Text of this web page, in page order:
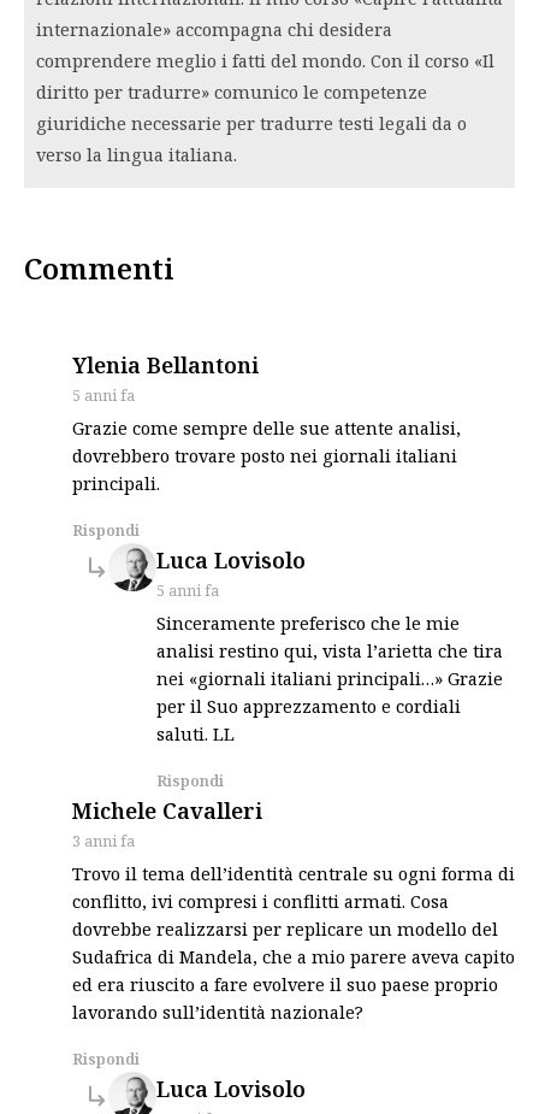
internazionale» accompagna chi desidera
comprendere meglio i fatti del mondo. Con il corso «Il
diritto per tradurre» comunico le competenze
giuridiche necessarie per tradurre testi legali da o
verso la lingua italiana.
Commenti
Ylenia Bellantonisays:
5 anni fa
Grazie come sempre delle sue attente analisi,
dovrebbero trovare posto nei giornali italiani
principali.
Rispondi
Luca Lovisolo
5 anni fa
Sinceramente preferisco che le mie
analisi restino qui, vista l’arietta che tira
nei «giornali italiani principali…» Grazie
per il Suo apprezzamento e cordiali
saluti. LL
Rispondi
Michele Cavallerisays:
3 anni fa
Trovo il tema dell’identità centrale su ogni forma di
conflitto, ivi compresi i conflitti armati. Cosa
dovrebbe realizzarsi per replicare un modello del
Sudafrica di Mandela, che a mio parere aveva capito
ed era riuscito a fare evolvere il suo paese proprio
lavorando sull’identità nazionale?
Rispondi
Luca Lovisolo